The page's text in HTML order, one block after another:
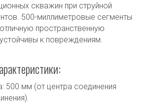
скважин при струйной
500-миллиметровые сегменты
пространственную
к повреждениям.
500 мм (от центра соединения